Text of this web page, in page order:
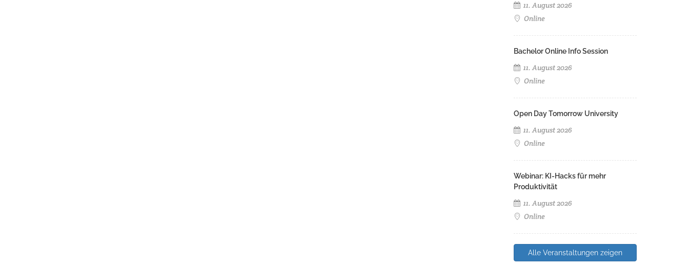
11. August 2026
Online
Bachelor Online Info Session
11. August 2026
Online
Open Day Tomorrow University
11. August 2026
Online
Webinar: KI-Hacks für mehr
Produktivität
11. August 2026
Online
Alle Veranstaltungen zeigen